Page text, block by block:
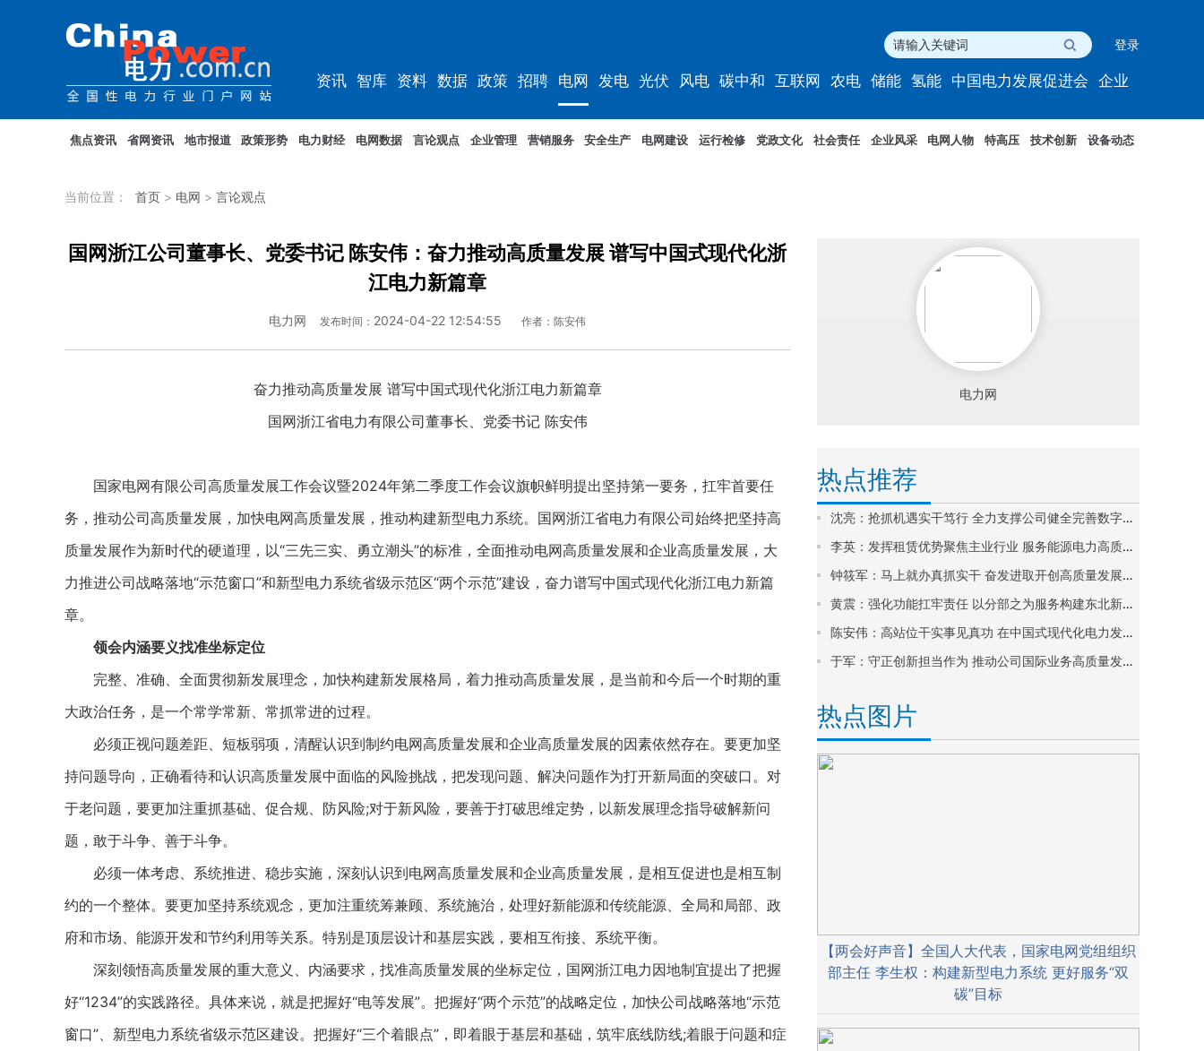
登录
资讯 智库 资料 数据 政策 招聘 电网 发电 光伏 风电 碳中和 互联网 农电 储能 氢能 中国电力发展促进会 企业
焦点资讯 省网资讯 地市报道 政策形势 电力财经 电网数据 言论观点 企业管理 营销服务 安全生产 电网建设 运行检修 党政文化 社会责任 企业风采 电网人物 特高压 技术创新 设备动态
当前位置： 首页 > 电网 > 言论观点
国网浙江公司董事长、党委书记 陈安伟：奋力推动高质量发展 谱写中国式现代化浙
江电力新篇章
电力网 发布时间： 2024-04-22 12:54:55 作者：陈安伟
奋力推动高质量发展 谱写中国式现代化浙江电力新篇章
国网浙江省电力有限公司董事长、党委书记 陈安伟
国家电网有限公司高质量发展工作会议暨2024年第二季度工作会议旗帜鲜明提出坚持第一要务，扛牢首要任
务，推动公司高质量发展，加快电网高质量发展，推动构建新型电力系统。国网浙江省电力有限公司始终把坚持高
质量发展作为新时代的硬道理，以“三先三实、勇立潮头”的标准，全面推动电网高质量发展和企业高质量发展，大
力推进公司战略落地“示范窗口”和新型电力系统省级示范区“两个示范”建设，奋力谱写中国式现代化浙江电力新篇
章。
领会内涵要义找准坐标定位
完整、准确、全面贯彻新发展理念，加快构建新发展格局，着力推动高质量发展，是当前和今后一个时期的重
大政治任务，是一个常学常新、常抓常进的过程。
必须正视问题差距、短板弱项，清醒认识到制约电网高质量发展和企业高质量发展的因素依然存在。要更加坚
持问题导向，正确看待和认识高质量发展中面临的风险挑战，把发现问题、解决问题作为打开新局面的突破口。对
于老问题，要更加注重抓基础、促合规、防风险;对于新风险，要善于打破思维定势，以新发展理念指导破解新问
题，敢于斗争、善于斗争。
必须一体考虑、系统推进、稳步实施，深刻认识到电网高质量发展和企业高质量发展，是相互促进也是相互制
约的一个整体。要更加坚持系统观念，更加注重统筹兼顾、系统施治，处理好新能源和传统能源、全局和局部、政
府和市场、能源开发和节约利用等关系。特别是顶层设计和基层实践，要相互衔接、系统平衡。
深刻领悟高质量发展的重大意义、内涵要求，找准高质量发展的坐标定位，国网浙江电力因地制宜提出了把握
好“1234”的实践路径。具体来说，就是把握好“电等发展”。把握好“两个示范”的战略定位，加快公司战略落地“示范
窗口”、新型电力系统省级示范区建设。把握好“三个着眼点”，即着眼于基层和基础，筑牢底线防线;着眼于问题和症
电力网
热点推荐
沈亮：抢抓机遇实干笃行 全力支撑公司健全完善数字化工作体系
李英：发挥租赁优势聚焦主业行业 服务能源电力高质量发展
钟筱军：马上就办真抓实干 奋发进取开创高质量发展新局面
黄震：强化功能扛牢责任 以分部之为服务构建东北新型电网
陈安伟：高站位干实事见真功 在中国式现代化电力发展中勇立潮头
于军：守正创新担当作为 推动公司国际业务高质量发展再上新台阶
热点图片
【两会好声音】全国人大代表，国家电网党组组织
部主任 李生权：构建新型电力系统 更好服务“双
碳”目标